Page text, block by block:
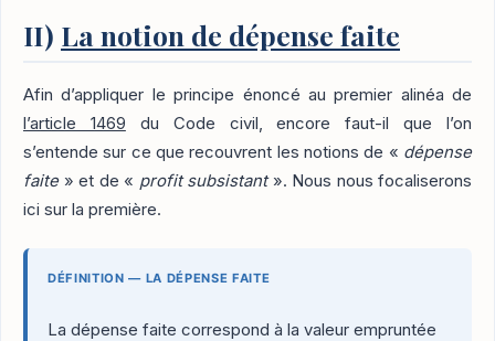
II) La notion de dépense faite
Afin d’appliquer le principe énoncé au premier alinéa de
l’article 1469 du Code civil, encore faut-il que l’on
s’entende sur ce que recouvrent les notions de « dépense
faite» et de « profit subsistant». Nous nous focaliserons
ici sur la première.
DÉFINITION — LA DÉPENSE FAITE
La dépense faite correspond à la valeur empruntée